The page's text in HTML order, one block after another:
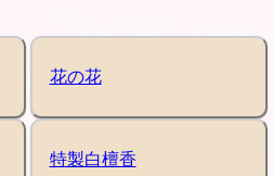
花の花
特製白檀香